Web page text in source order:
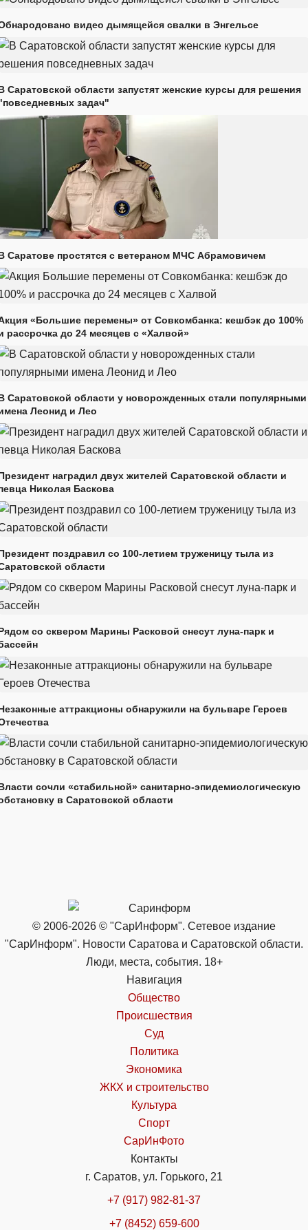
видео дымящейся свалки в Энгельсе
Саратовской области запустят женские курсы для решения
задач"
Саратове простятся с ветераном МЧС Абрамовичем
«Большие перемены» от Совкомбанка: кешбэк до 100%
рассрочка до 24 месяцев с «Халвой»
Саратовской области у новорожденных стали популярными
Леонид и Лео
наградил двух жителей Саратовской области и
Николая Баскова
поздравил со 100-летием труженицу тыла из
области
со сквером Марины Расковой снесут луна-парк и
аттракционы обнаружили на бульваре Героев
сочли «стабильной» санитарно-эпидемиологическую
в Саратовской области
© 2006-2026 © "СарИнформ". Сетевое издание
"СарИнформ". Новости Саратова и Саратовской области.
Люди, места, события. 18+
Навигация
Общество
Происшествия
Суд
Политика
Экономика
ЖКХ и строительство
Культура
Спорт
СарИнФото
Контакты
г. Саратов, ул. Горького, 21
+7 (917) 982-81-37
+7 (8452) 659-600